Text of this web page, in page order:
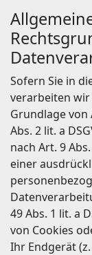
Sofern Sie in
verarbeiten
Grundlage von
Abs. 2 lit. a
nach Art. 9
einer
49 Abs. 1 lit. a
von Cookies
Ihr Endgerät